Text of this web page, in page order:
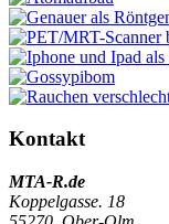
Kontakt
MTA-R.de
Koppelgasse. 18